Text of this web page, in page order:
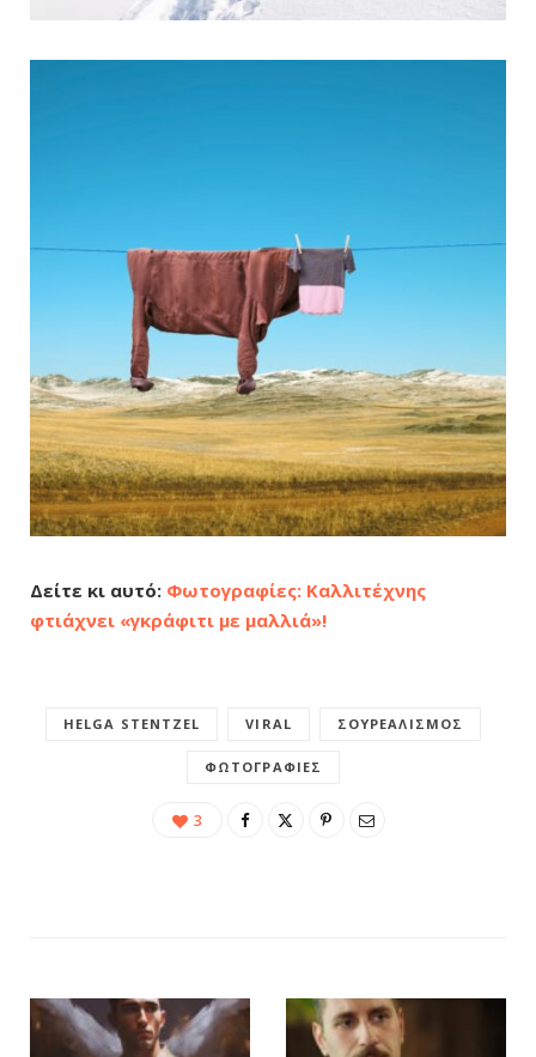
Δείτε κι αυτό: Φωτογραφίες: Καλλιτέχνης
φτιάχνει «γκράφιτι με μαλλιά»!
HELGA STENTZEL VIRAL ΣΟΥΡΕΑΛΙΣΜΌΣ
ΦΩΤΟΓΡΑΦΊΕΣ
3